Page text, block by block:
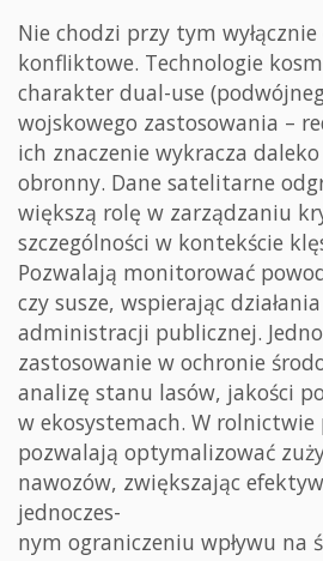
Nie chodzi przy tym
konfliktowe. Technologie
charakter dual-use
wojskowego zastosowania –
ich znaczenie wykracza
obronny. Dane satelitarne
większą rolę w zarządzaniu
szczególności w kontekście
Pozwalają monitorować
czy susze, wspierając działania
administracji publicznej.
zastosowanie w ochronie
analizę stanu lasów, jakości
w ekosystemach. W rolnictwie
pozwalają optymalizować
nawozów, zwiększając
jednoczes-
nym ograniczeniu wpływu na